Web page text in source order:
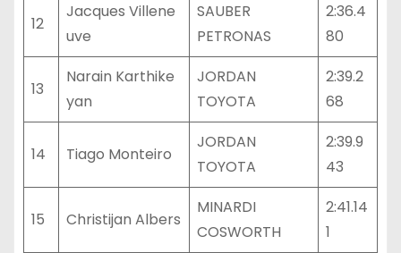
12
Jacques Villene
uve
SAUBER
PETRONAS
2:36.4
80
13
Narain Karthike
yan
JORDAN
TOYOTA
2:39.2
68
14 Tiago Monteiro
JORDAN
TOYOTA
2:39.9
43
15 Christijan Albers
MINARDI
COSWORTH
2:41.14
1